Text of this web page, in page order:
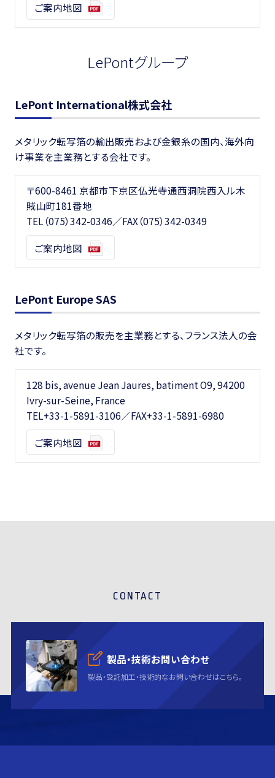
ご案内地図
LePontグループ
LePont International株式会社
メタリック転写箔の輸出販売および金銀糸の国内、海外向
け事業を主業務とする会社です。
〒600-8461 京都市下京区仏光寺通西洞院西入ル木
賊山町181番地
TEL（075）342-0346／FAX（075）342-0349
ご案内地図
LePont Europe SAS
メタリック転写箔の販売を主業務とする、フランス法人の会
社です。
128 bis, avenue Jean Jaures, batiment O9, 94200
Ivry-sur-Seine, France
TEL+33-1-5891-3106／FAX+33-1-5891-6980
ご案内地図
CONTACT
製品・技術お問い合わせ
製品・受託加工・技術的なお問い合わせはこちら。